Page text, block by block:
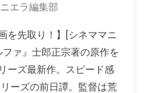
エラ編集部
を先取り！】[シネママニ
ァ』士郎正宗著の原作を
ーズ最新作。スピード感
ーズの前日譚。監督は荒